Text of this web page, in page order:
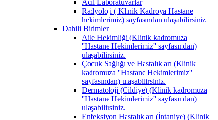
Acil Laboratuvarlar
Radyoloji ( Klinik Kadroya Hastane
hekimlerimiz) sayfasından ulaşabilirsiniz
Dahili Birimler
Aile Hekimliği (Klinik kadromuza
''Hastane Hekimlerimiz'' sayfasından)
ulaşabilirsiniz.
Çocuk Sağlığı ve Hastalıkları (Klinik
kadromuza ''Hastane Hekimlerimiz''
sayfasından) ulaşabilirsiniz.
Dermatoloji (Cildiye) (Klinik kadromuza
''Hastane Hekimlerimiz'' sayfasından)
ulaşabilirsiniz.
Enfeksiyon Hastalıkları (İntaniye) (Klinik